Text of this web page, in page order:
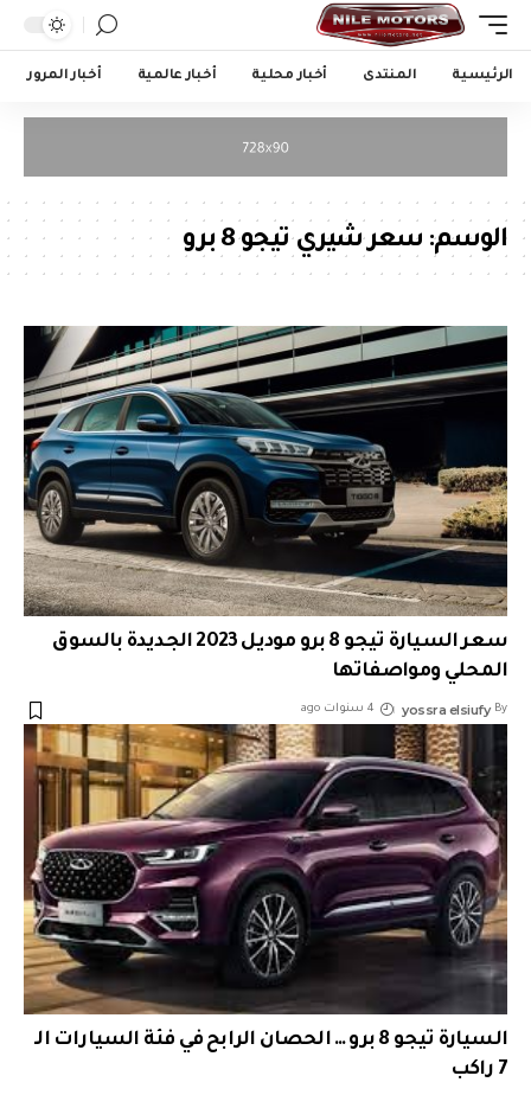
الرئيسية المنتدى أخبار محلية أخبار عالمية أخبار المرور
الوسم: سعر شيري تيجو 8 برو
سعر السيارة تيجو 8 برو موديل 2023 الجديدة بالسوق
المحلي ومواصفاتها
By
yossra elsiufy 4 سنوات ago
السيارة تيجو 8 برو … الحصان الرابح في فئة السيارات الـ
7 راكب